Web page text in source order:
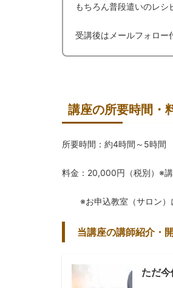
もちろん普段遣いのレシ
受講後はメールフォロー
講座の所要時間・
所要時間：約4時間～5時間
料金：20,000円（税別）※
※お申込教室（サロン）
当講座の講師紹介・
ただ